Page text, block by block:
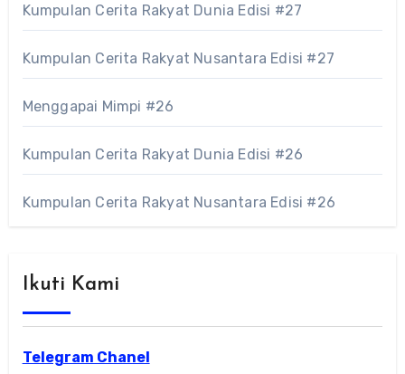
Kumpulan Cerita Rakyat Dunia Edisi #27
Kumpulan Cerita Rakyat Nusantara Edisi #27
Menggapai Mimpi #26
Kumpulan Cerita Rakyat Dunia Edisi #26
Kumpulan Cerita Rakyat Nusantara Edisi #26
Ikuti Kami
Telegram Chanel